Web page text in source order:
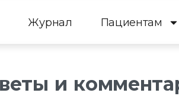
Журнал Пациентам
и